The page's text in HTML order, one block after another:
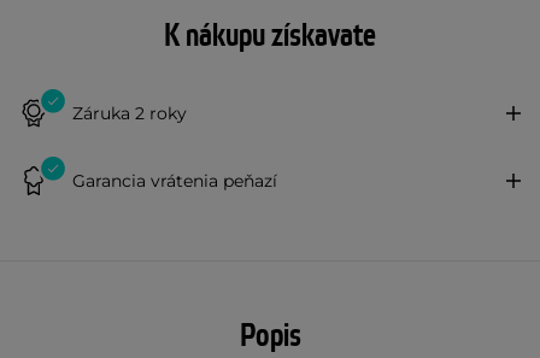
K nákupu získavate
Záruka 2 roky
Garancia vrátenia peňazí
Popis